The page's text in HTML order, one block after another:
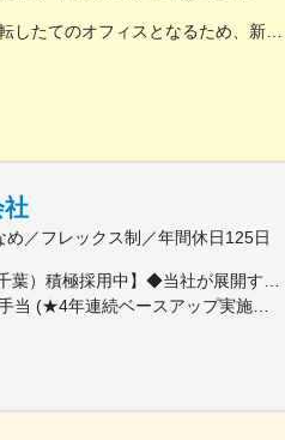
社
／フレックス制／年間休日125日